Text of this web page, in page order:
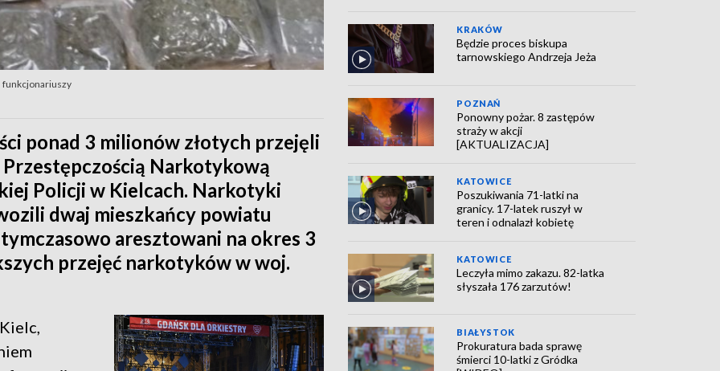
funkcjonariuszy
ponad 3 milionów złotych przejęli
Narkotykową
Policji w Kielcach. Narkotyki
dwaj mieszkańcy powiatu
aresztowani na okres 3
przejęć narkotyków w woj.
KRAKÓW
Będzie proces biskupa
tarnowskiego Andrzeja Jeża
POZNAŃ
Ponowny pożar. 8 zastępów
straży w akcji
[AKTUALIZACJA]
KATOWICE
Poszukiwania 71-latki na
granicy. 17-latek ruszył w
teren i odnalazł kobietę
KATOWICE
Leczyła mimo zakazu. 82-latka
słyszała 176 zarzutów!
BIAŁYSTOK
Prokuratura bada sprawę
śmierci 10-latki z Gródka